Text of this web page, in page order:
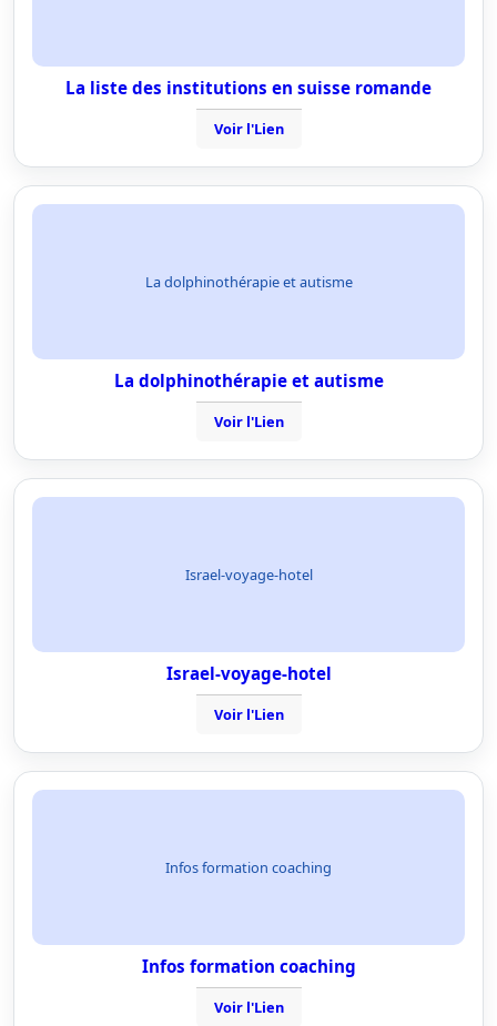
La liste des institutions en suisse romande
Voir l'Lien
La dolphinothérapie et autisme
La dolphinothérapie et autisme
Voir l'Lien
Israel-voyage-hotel
Israel-voyage-hotel
Voir l'Lien
Infos formation coaching
Infos formation coaching
Voir l'Lien